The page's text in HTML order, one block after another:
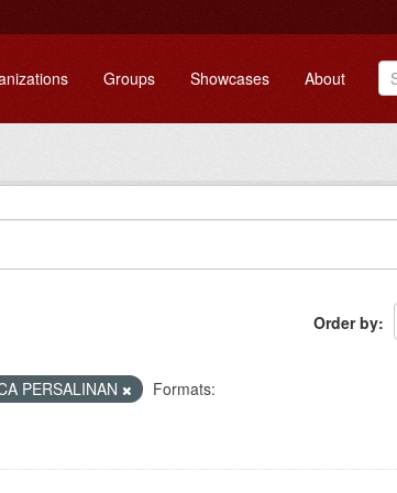
Groups Showcases About
Order by
PERSALINAN
Formats: